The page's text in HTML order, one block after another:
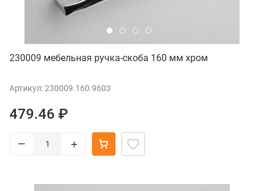
230009 мебельная ручка-скоба 160 мм хром
Артикул: 230009.160.9603
479.46 ₽
– +